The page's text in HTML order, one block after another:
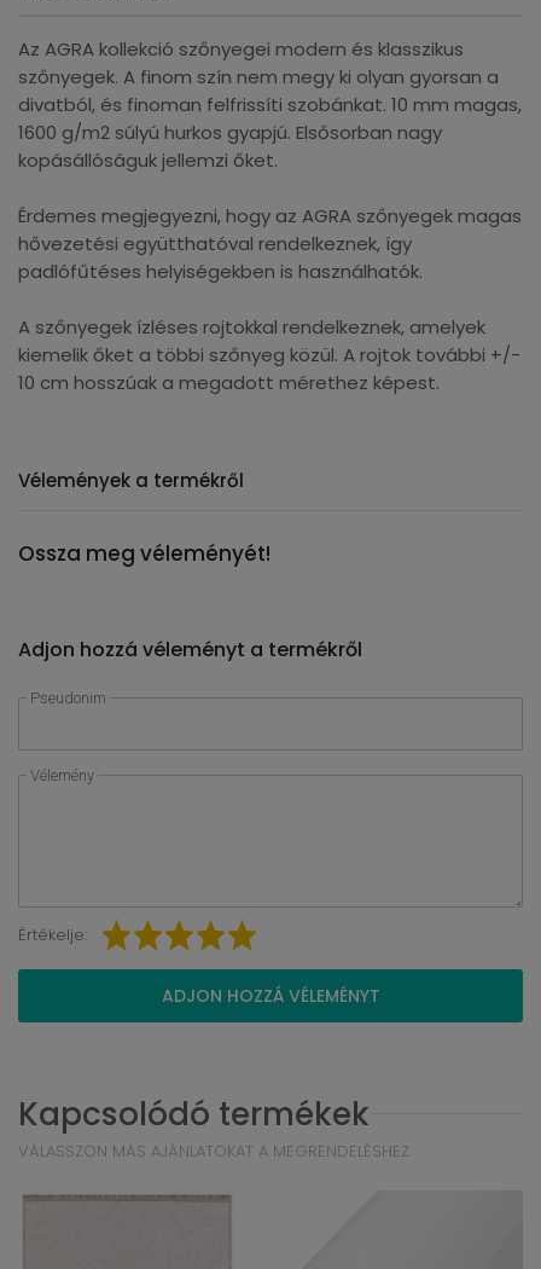
Az AGRA kollekció szőnyegei modern és klasszikus
szőnyegek. A finom szín nem megy ki olyan gyorsan a
divatból, és finoman felfrissíti szobánkat. 10 mm magas,
1600 g/m2 súlyú hurkos gyapjú. Elsősorban nagy
kopásállóságuk jellemzi őket.
Érdemes megjegyezni, hogy az AGRA szőnyegek magas
hővezetési együtthatóval rendelkeznek, így
padlófűtéses helyiségekben is használhatók.
A szőnyegek ízléses rojtokkal rendelkeznek, amelyek
kiemelik őket a többi szőnyeg közül. A rojtok további +/-
10 cm hosszúak a megadott mérethez képest.
Vélemények a termékről
Ossza meg véleményét!
Adjon hozzá véleményt a termékről
Pseudonim
Vélemény
Értékelje:
ADJON HOZZÁ VÉLEMÉNYT
Kapcsolódó termékek
VÁLASSZON MÁS AJÁNLATOKAT A MEGRENDELÉSHEZ